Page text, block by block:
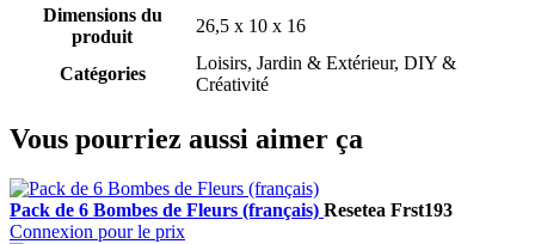
Dimensions du
produit
26,5 x 10 x 16
Catégories
Loisirs, Jardin & Extérieur, DIY &
Créativité
Vous pourriez aussi aimer ça
Pack de 6 Bombes de Fleurs (français) Resetea Frst193
Connexion pour le prix